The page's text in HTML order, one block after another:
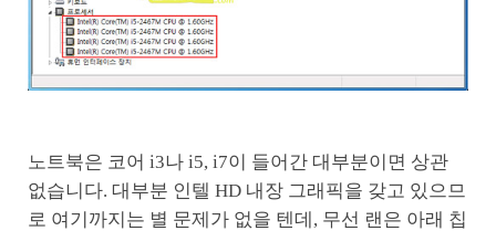
노트북은 코어 i3나 i5, i7이 들어간 대부분이면 상관
없습니다. 대부분 인텔 HD 내장 그래픽을 갖고 있으므
로 여기까지는 별 문제가 없을 텐데, 무선 랜은 아래 칩